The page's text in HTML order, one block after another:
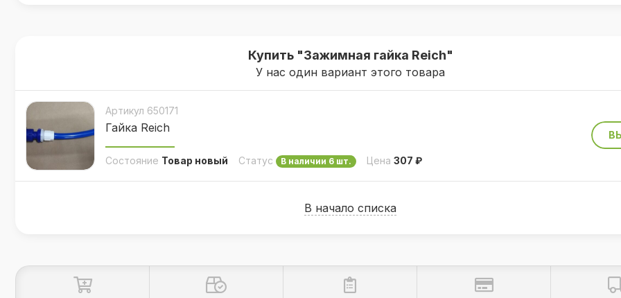
Купить "Зажимная гайка Reich"
У нас один вариант этого товара
Артикул 650171
Гайка Reich
Состояние Товар новый Статус В наличии 6 шт. Цена 307 ₽
В начало списка